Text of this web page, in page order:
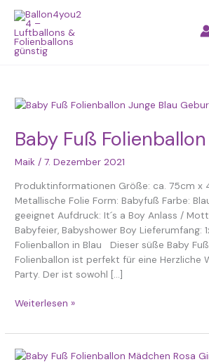
Inhalt
springen
Baby Fuß Folienballon
Maik/7. Dezember 2021
Produktinformationen Größe: ca. 75cm x
Metallische Folie Form: Babyfuß Farbe:
geeignet Aufdruck: It´s a Boy Anlass /
Babyfeier, Babyshower Boy Lieferumfang:
Folienballon in Blau Dieser süße Baby Fuß
Folienballon ist perfekt für eine Herzliche
Party. Der ist sowohl […]
Baby
Folienballon
Weiterlesen »
Baby